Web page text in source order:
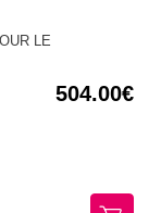
LE
504.00